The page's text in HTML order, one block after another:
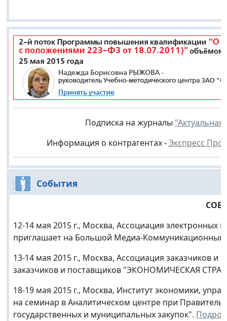
Подписка на журналы "Актуальная
Информация о контрагентах -Экспресс
События
12-14 мая 2015 г., Москва, Ассоциация
приглашает на Большой Медиа-
13-14 мая 2015 г., Москва, Ассоциация заказчиков
заказчиков и поставщиков "ЭКОНОМИЧЕСКАЯ
18-19 мая 2015 г., Москва, Институт экономики,
на семинар в Аналитическом центре при
государственных и муниципальных закупок".